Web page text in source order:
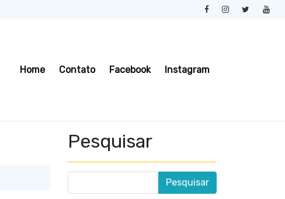
Home Contato Facebook Instagram
Pesquisar